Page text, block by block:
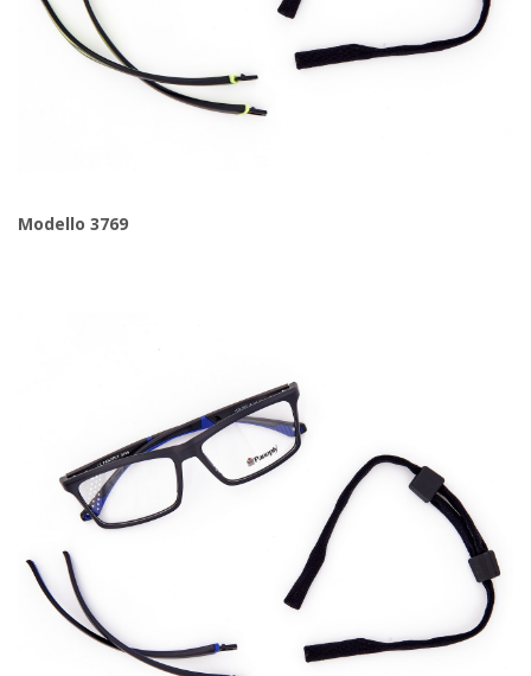
Modello 3769